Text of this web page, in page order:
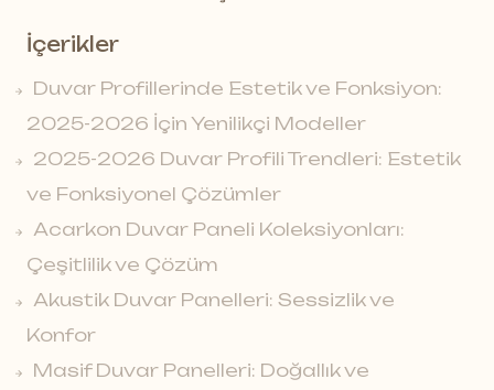
İçerikler
Duvar Profillerinde Estetik ve Fonksiyon:
2025-2026 İçin Yenilikçi Modeller
2025-2026 Duvar Profili Trendleri: Estetik
ve Fonksiyonel Çözümler
Acarkon Duvar Paneli Koleksiyonları:
Çeşitlilik ve Çözüm
Akustik Duvar Panelleri: Sessizlik ve
Konfor
Masif Duvar Panelleri: Doğallık ve